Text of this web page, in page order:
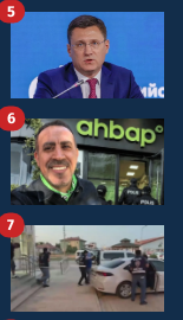
5
6
7